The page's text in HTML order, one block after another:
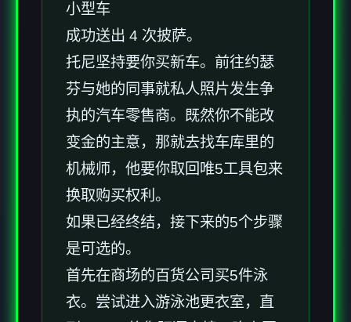
小型车
成功送出 4 次披萨。
托尼坚持要你买新车。前往约瑟
芬与她的同事就私人照片发生争
执的汽车零售商。既然你不能改
变金的主意，那就去找车库里的
机械师，他要你取回唯5工具包来
换取购买权利。
如果已经终结，接下来的5个步骤
是可选的。
首先在商场的百货公司买5件泳
衣。尝试进入游泳池更衣室，直